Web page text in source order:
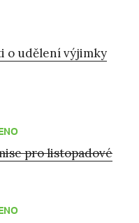
o udělení výjimky
pro listopadové